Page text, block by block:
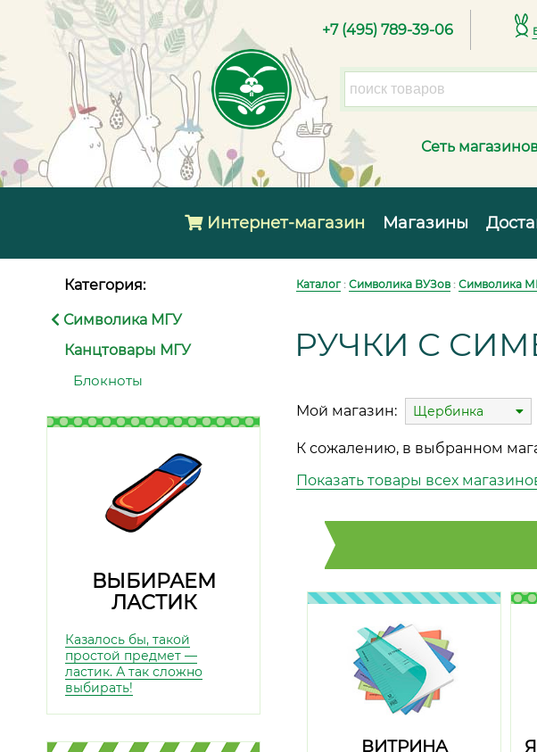
+7 (495) 789-39-06
Сеть
Интернет-магазин Магазины
Категория:
Символика МГУ
Канцтовары МГУ
Блокноты
ВЫБИРАЕМ
ЛАСТИК
Казалось бы, такой
простой предмет —
ластик. А так сложно
выбирать!
Каталог: Символика ВУЗов : Символика
РУЧКИ С
Мой магазин: Щербинка
К сожалению, в выбранном
Показать товары всех
ВИТРИНА